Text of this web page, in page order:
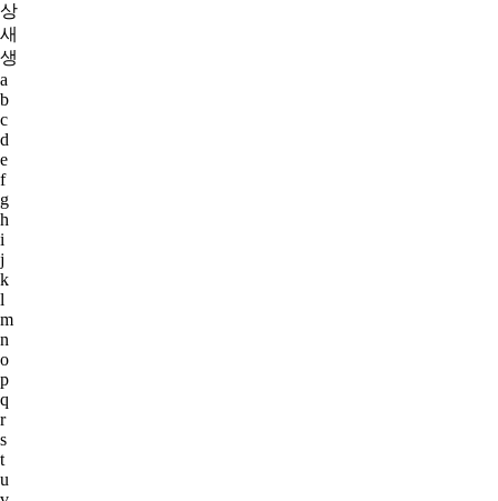
상
새
생
a
b
c
d
e
f
g
h
i
j
k
l
m
n
o
p
q
r
s
t
u